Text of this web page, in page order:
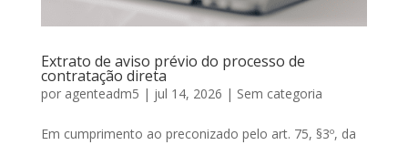
Extrato de aviso prévio do processo de
contratação direta
por agenteadm5 | jul 14, 2026 | Sem categoria
Em cumprimento ao preconizado pelo art. 75, §3º, da